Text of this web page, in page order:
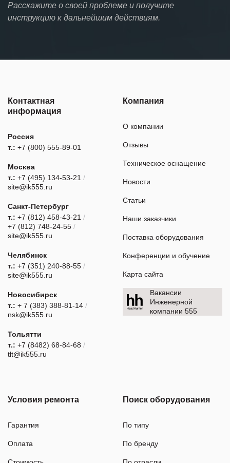
Расскажите о своей проблеме и получите
инструкцию к дальнейшим действиям.
Контактная
информация
Россия
т.: +7 (800) 555-89-01
Москва
т.: +7 (495) 134-53-21 /
site@ik555.ru
Санкт-Петербург
т.: +7 (812) 458-43-21 /
+7 (812) 748-24-55 /
site@ik555.ru
Челябинск
т.: +7 (351) 240-88-55 /
site@ik555.ru
Новосибирск
т.: + 7 (383) 388-81-14 /
nsk@ik555.ru
Тольятти
т.: +7 (8482) 68-84-68 /
tlt@ik555.ru
Компания
О компании
Отзывы
Техническое оснащение
Новости
Статьи
Наши заказчики
Поставка оборудования
Конференции и обучение
Карта сайта
Вакансии
Инженерной
компании 555
Условия ремонта
Гарантия
Оплата
Поиск оборудования
По типу
По бренду